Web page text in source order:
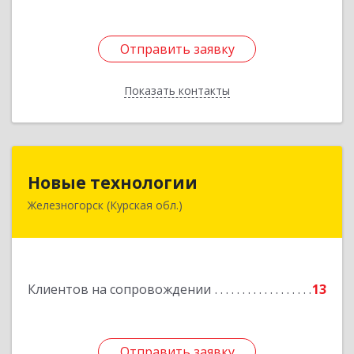
Отправить заявку
Показать контакты
Отправить заявку
Назад
Новые технологии
Железногорск (Курская обл.)
Клиентов на сопровождении 13
307170, Курская обл, Железногорский р-н,
Подробнее